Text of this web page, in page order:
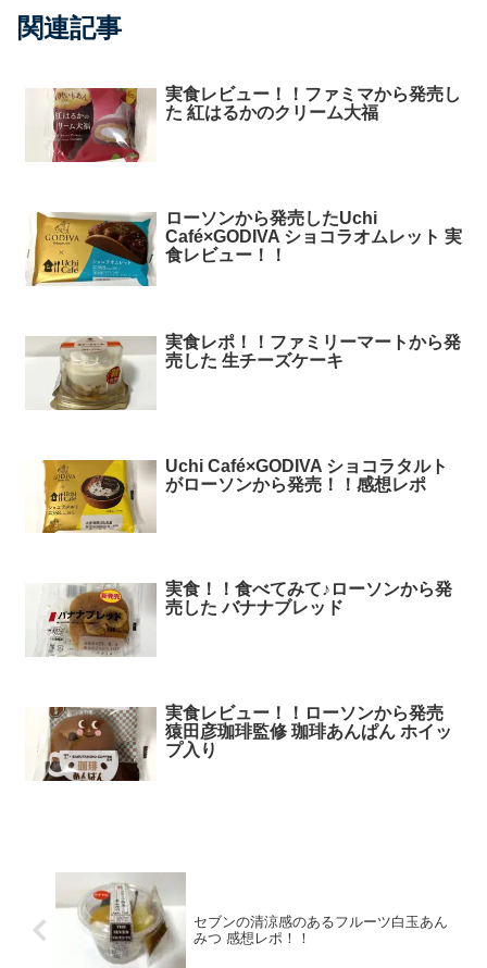
関連記事
実食レビュー！！ファミマから発売し
た 紅はるかのクリーム大福
ローソンから発売したUchi
Café×GODIVA ショコラオムレット 実
食レビュー！！
実食レポ！！ファミリーマートから発
売した 生チーズケーキ
Uchi Café×GODIVA ショコラタルト
がローソンから発売！！感想レポ
実食！！食べてみて♪ローソンから発
売した バナナブレッド
実食レビュー！！ローソンから発売
猿田彦珈琲監修 珈琲あんぱん ホイッ
プ入り
セブンの清涼感のあるフルーツ白玉あん
みつ 感想レポ！！